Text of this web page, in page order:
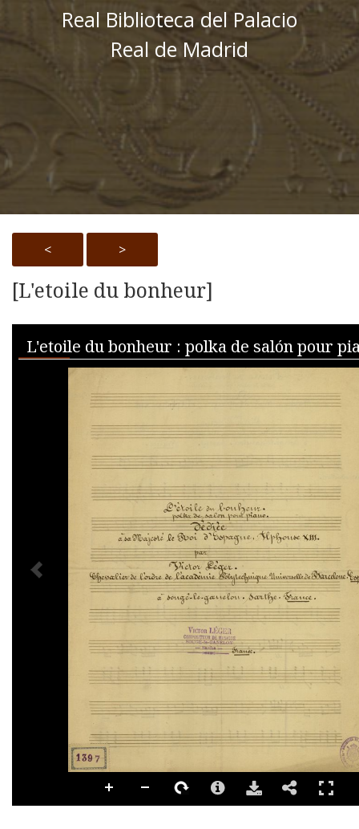
Real Biblioteca del Palacio
Real de Madrid
< >
[L'etoile du bonheur]
Media Viewer
L'etoile du bonheur : polka de salón pour
PREVIOUS IMAGE